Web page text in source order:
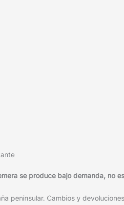
se produce bajo demanda, no
peninsular. Cambios y